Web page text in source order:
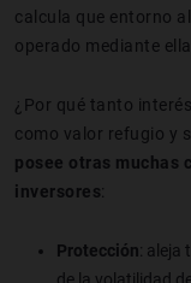
calcula que entorno al
operado mediante ella.
¿Por qué tanto
como valor refugio y
posee otras muchas
inversores:
Protección: aleja
de la volatilidad